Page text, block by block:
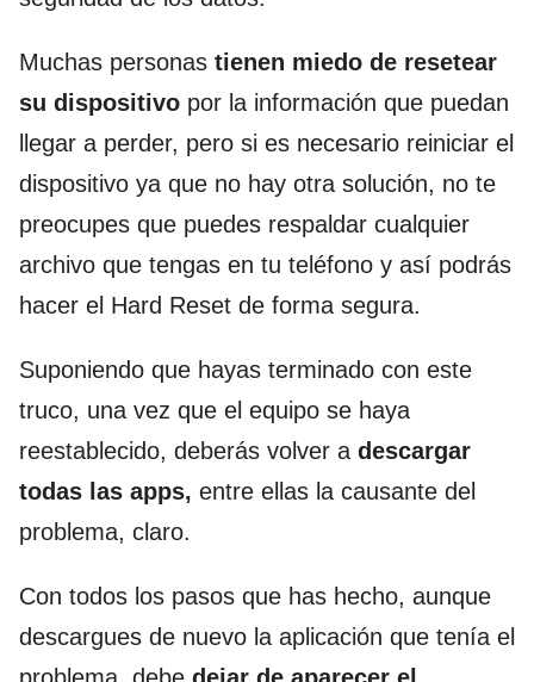
Muchas personas tienen miedo de resetear
su dispositivo por la información que puedan
llegar a perder, pero si es necesario reiniciar el
dispositivo ya que no hay otra solución, no te
preocupes que puedes respaldar cualquier
archivo que tengas en tu teléfono y así podrás
hacer el Hard Reset de forma segura.
Suponiendo que hayas terminado con este
truco, una vez que el equipo se haya
reestablecido, deberás volver a descargar
todas las apps, entre ellas la causante del
problema, claro.
Con todos los pasos que has hecho, aunque
descargues de nuevo la aplicación que tenía el